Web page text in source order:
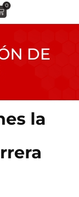
0
DE
la